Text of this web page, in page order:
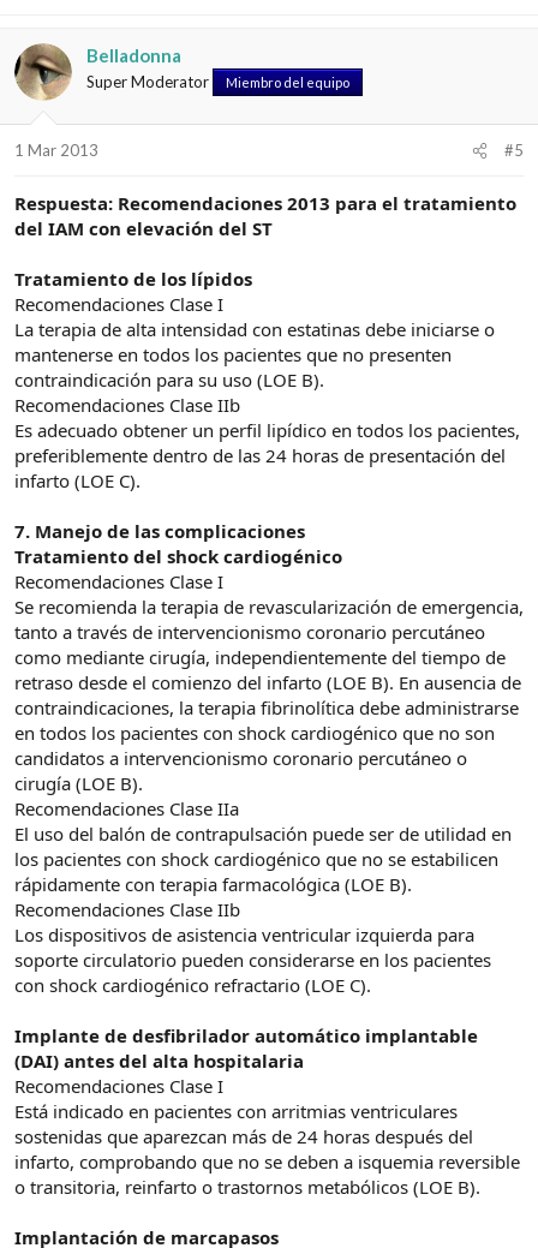
Belladonna
Super Moderator Miembro del equipo
1 Mar 2013 #5
Respuesta: Recomendaciones 2013 para el tratamiento
del IAM con elevación del ST
Tratamiento de los lípidos
Recomendaciones Clase I
La terapia de alta intensidad con estatinas debe iniciarse o
mantenerse en todos los pacientes que no presenten
contraindicación para su uso (LOE B).
Recomendaciones Clase IIb
Es adecuado obtener un perfil lipídico en todos los pacientes,
preferiblemente dentro de las 24 horas de presentación del
infarto (LOE C).
7. Manejo de las complicaciones
Tratamiento del shock cardiogénico
Recomendaciones Clase I
Se recomienda la terapia de revascularización de emergencia,
tanto a través de intervencionismo coronario percutáneo
como mediante cirugía, independientemente del tiempo de
retraso desde el comienzo del infarto (LOE B). En ausencia de
contraindicaciones, la terapia fibrinolítica debe administrarse
en todos los pacientes con shock cardiogénico que no son
candidatos a intervencionismo coronario percutáneo o
cirugía (LOE B).
Recomendaciones Clase IIa
El uso del balón de contrapulsación puede ser de utilidad en
los pacientes con shock cardiogénico que no se estabilicen
rápidamente con terapia farmacológica (LOE B).
Recomendaciones Clase IIb
Los dispositivos de asistencia ventricular izquierda para
soporte circulatorio pueden considerarse en los pacientes
con shock cardiogénico refractario (LOE C).
Implante de desfibrilador automático implantable
(DAI) antes del alta hospitalaria
Recomendaciones Clase I
Está indicado en pacientes con arritmias ventriculares
sostenidas que aparezcan más de 24 horas después del
infarto, comprobando que no se deben a isquemia reversible
o transitoria, reinfarto o trastornos metabólicos (LOE B).
Implantación de marcapasos